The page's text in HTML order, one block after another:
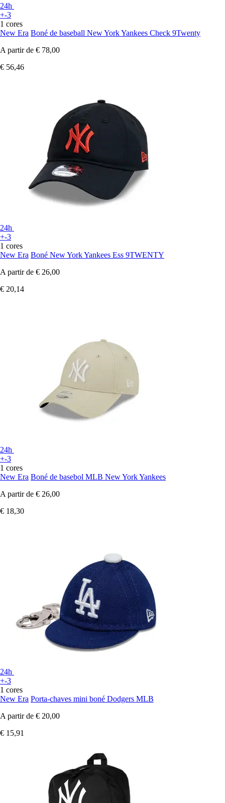
24h
+-3
1 cores
New Era Boné de baseball New York Yankees Check 9Twenty
A partir de € 78,00
€ 56,46
24h
+-3
1 cores
New Era Boné New York Yankees Ess 9TWENTY
A partir de € 26,00
€ 20,14
24h
+-3
1 cores
New Era Boné de basebol MLB New York Yankees
A partir de € 26,00
€ 18,30
24h
+-3
1 cores
New Era Porta-chaves mini boné Dodgers MLB
A partir de € 20,00
€ 15,91